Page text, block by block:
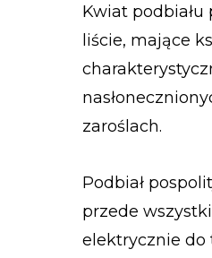
Kwiat
liście, mające
zaroślach.
Podbiał
przede
elektrycznie do